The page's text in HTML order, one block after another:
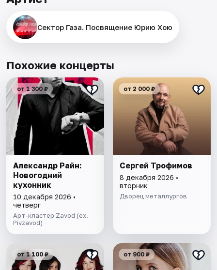
Сектор Газа. Посвящение Юрию Хою
Похожие концерты
от 1 300 ₽
Александр Райн:
Новогодний
кухонник
10 декабря 2026 •
четверг
Арт-кластер Zavod (ex.
Pivzavod)
от 2 000 ₽
Сергей Трофимов
8 декабря 2026 •
вторник
Дворец металлургов
от 1 100 ₽ от 900 ₽